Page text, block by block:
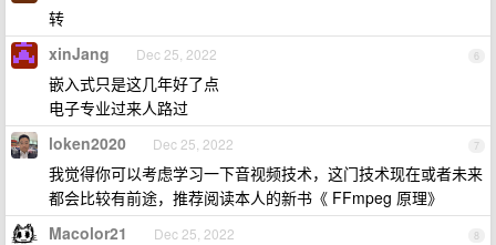
转
6
xinJang Dec 25, 2022
嵌入式只是这几年好了点
电子专业过来人路过
7
loken2020 Dec 25, 2022
我觉得你可以考虑学习一下音视频技术，这门技术现在或者未来
都会比较有前途，推荐阅读本人的新书《 FFmpeg 原理》
8
Macolor21 Dec 25, 2022